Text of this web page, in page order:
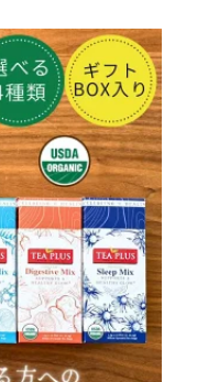
ミント モリンガ ルイ